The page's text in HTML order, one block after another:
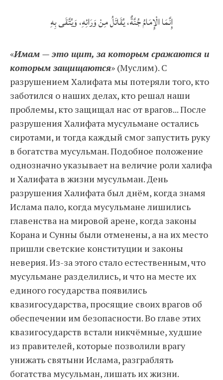
إِنَّمَا الْإِمَامُ جُنَّةٌ، يُقَاتَلُ مِنْ وَرَائِهِ، وَيُتَّقَى بِهِ
«Имам — это щит, за которым сражаются и
которым защищаются» (Муслим). С
разрушением Халифата мы потеряли того, кто
заботился о наших делах, кто решал наши
проблемы, кто защищал нас от врагов... После
разрушения Халифата мусульмане остались
сиротами, и тогда каждый смог запустить руку
в богатства мусульман. Подобное положение
однозначно указывает на величие роли халифа
и Халифата в жизни мусульман. День
разрушения Халифата был днём, когда знамя
Ислама пало, когда мусульмане лишились
главенства на мировой арене, когда законы
Корана и Сунны были отменены, а на их место
пришли светские конституции и законы
неверия. Из-за этого стало естественным, что
мусульмане разделились, и что на месте их
единого государства появились
квазигосударства, просящие своих врагов об
обеспечении им безопасности. Во главе этих
квазигосударств встали никчёмные, худшие
из правителей, которые позволили врагу
унижать святыни Ислама, разграблять
богатства мусульман, лишать их жизни.